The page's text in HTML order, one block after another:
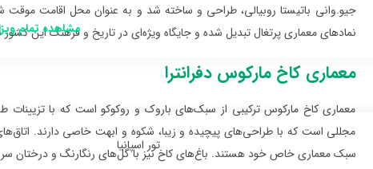
مشاهده تمام
تور اسپانیا
جیو.وانی باتیستا روبیالی، طراحی و ساخته شد و به عنوان محل اقامت
نمادهای معماری پرتغال تبدیل شده و جایگاه ویژه‌ای در تاریخ و فرهنگ این کشور
معماری کاخ مارکوس دفرانترا
معماری کاخ مارکوس ترکیبی از سبک‌های باروک و روکوکو است که با تزیینات
مجللی است که با طراحی‌های پیچیده و زیبا، شکوه و ابهت خاصی دارند.
سبک معماری خاص خود هستند. باغ‌های کاخ نیز با گل‌های رنگارنگ و درختان